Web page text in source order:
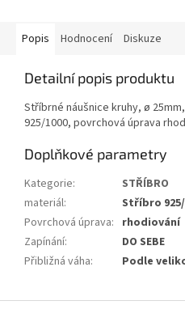
Popis Hodnocení Diskuze
Detailní popis produktu
Stříbrné náušnice kruhy, ø
925/1000, povrchová úprava
Doplňkové parametry
Kategorie:
STŘÍBRO
materiál:
Stříbro 925/
Povrchová úprava: rhodiování
Zapínání:
DO SEBE
Přibližná váha: Podle